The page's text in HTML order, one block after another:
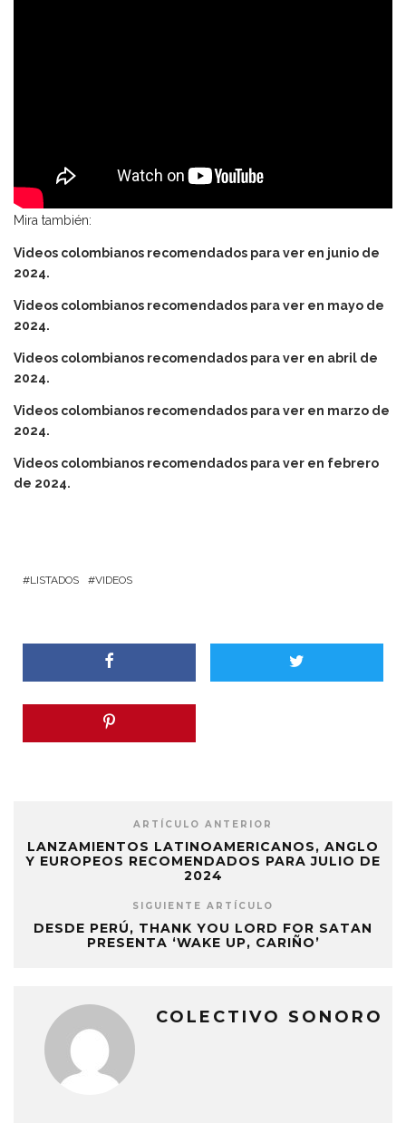
Mira también:
Videos colombianos recomendados para ver en junio de
2024.
Videos colombianos recomendados para ver en mayo de
2024.
Videos colombianos recomendados para ver en abril de
2024.
Videos colombianos recomendados para ver en marzo de
2024.
Videos colombianos recomendados para ver en febrero
de 2024.
LISTADOS VIDEOS
ARTÍCULO ANTERIOR
LANZAMIENTOS LATINOAMERICANOS, ANGLO
Y EUROPEOS RECOMENDADOS PARA JULIO DE
2024
SIGUIENTE ARTÍCULO
DESDE PERÚ, THANK YOU LORD FOR SATAN
PRESENTA ‘WAKE UP, CARIÑO’
COLECTIVO SONORO